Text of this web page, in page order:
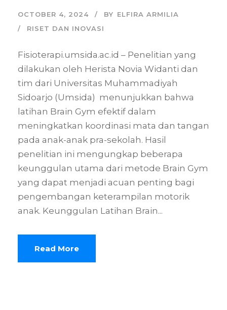
OCTOBER 4, 2024 BY ELFIRA ARMILIA
RISET DAN INOVASI
Fisioterapi.umsida.ac.id – Penelitian yang
dilakukan oleh Herista Novia Widanti dan
tim dari Universitas Muhammadiyah
Sidoarjo (Umsida) menunjukkan bahwa
latihan Brain Gym efektif dalam
meningkatkan koordinasi mata dan tangan
pada anak-anak pra-sekolah. Hasil
penelitian ini mengungkap beberapa
keunggulan utama dari metode Brain Gym
yang dapat menjadi acuan penting bagi
pengembangan keterampilan motorik
anak. Keunggulan Latihan Brain...
Read More